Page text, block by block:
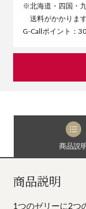
※北海道・四国・
送料がかかります
G-Callポイント：30
商品説
商品説明
1つのゼリーに2つ